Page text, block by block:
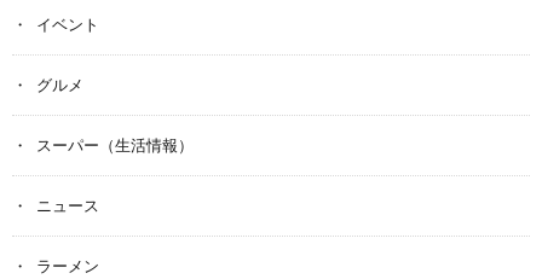
イベント
グルメ
スーパー（生活情報）
ニュース
ラーメン